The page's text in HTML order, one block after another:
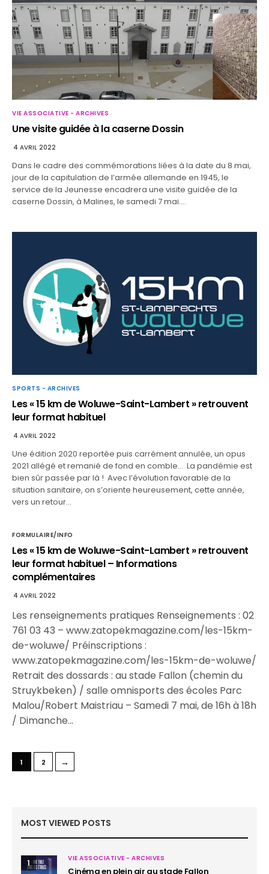
VIE ASSOCIATIVE - ARCHIVES
Une visite guidée à la caserne Dossin
4 AVRIL 2022
Dans le cadre des commémorations liées à la date du 8 mai,
jour de la capitulation de l’armée allemande en 1945, le
service de la Jeunesse encadrera une visite guidée de la
caserne Dossin, à Malines, le samedi 7 mai.…
SPORTS - ARCHIVES
Les « 15 km de Woluwe-Saint-Lambert » retrouvent
leur format habituel
4 AVRIL 2022
Une édition 2020 reportée puis carrément annulée, un opus
2021 allégé et remanié de fond en comble… La pandémie est
bien sûr passée par là ! Avec l’évolution favorable de la
situation sanitaire, on s’oriente heureusement, cette année,
vers un retour…
FORMULAIRE/INFO
Les « 15 km de Woluwe-Saint-Lambert » retrouvent
leur format habituel – Informations
complémentaires
4 AVRIL 2022
Les renseignements pratiques Renseignements : 02
761 03 43 – www.zatopekmagazine.com/les-15km-
de-woluwe/ Préinscriptions :
www.zatopekmagazine.com/les-15km-de-woluwe/
Retrait des dossards : au stade Fallon (chemin du
Struykbeken) / salle omnisports des écoles Parc
Malou/Robert Maistriau – Samedi 7 mai, de 16h à 18h
/ Dimanche…
1 2 →
MOST VIEWED POSTS
1 VIE ASSOCIATIVE - ARCHIVES
Cinéma en plein air au stade Fallon